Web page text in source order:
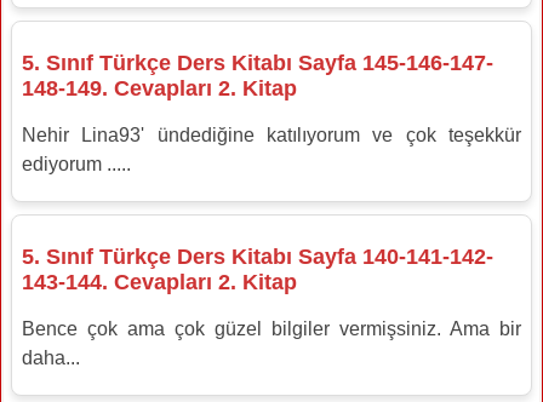
Öğretmen veya aile desteği alınmalıdır.
5. Sınıf Türkçe Ders Kitabı Sayfa 145-146-147-
148-149. Cevapları 2. Kitap
Nehir Lina93' ündediğine katılıyorum ve çok teşekkür
ediyorum .....
5. Sınıf Türkçe Ders Kitabı Sayfa 140-141-142-
143-144. Cevapları 2. Kitap
Bence çok ama çok güzel bilgiler vermişsiniz. Ama bir
daha...